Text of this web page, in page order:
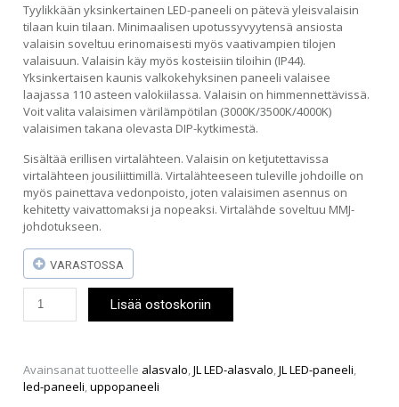
Tyylikkään yksinkertainen LED-paneeli on pätevä yleisvalaisin
tilaan kuin tilaan. Minimaalisen upotussyvyytensä ansiosta
valaisin soveltuu erinomaisesti myös vaativampien tilojen
valaisuun. Valaisin käy myös kosteisiin tiloihin (IP44).
Yksinkertaisen kaunis valkokehyksinen paneeli valaisee
laajassa 110 asteen valokiilassa. Valaisin on himmennettävissä.
Voit valita valaisimen värilämpötilan (3000K/3500K/4000K)
valaisimen takana olevasta DIP-kytkimestä.
Sisältää erillisen virtalähteen. Valaisin on ketjutettavissa
virtalähteen jousiliittimillä. Virtalähteeseen tuleville johdoille on
myös painettava vedonpoisto, joten valaisimen asennus on
kehitetty vaivattomaksi ja nopeaksi. Virtalähde soveltuu MMJ-
johdotukseen.
VARASTOSSA
LED-
(himmennettävä)
määrä
Lisää ostoskoriin
Avainsanat tuotteelle alasvalo ,JL LED-alasvalo ,JL LED-paneeli
led-paneeli ,uppopaneeli